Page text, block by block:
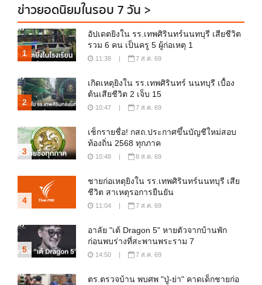
ข่าวยอดนิยมในรอบ 7 วัน >
1
อัปเดตยิงใน รร.เทพศิรินทร์นนทบุรี เสียชีวิต
รวม 6 คน เป็นครู 5 ผู้ก่อเหตุ 1
11:38 | 7 ส.ค. 69
2
เกิดเหตุยิงใน รร.เทพศิรินทร์ นนทบุรี เบื้อง
ต้นเสียชีวิต 2 เจ็บ 15
10:47 | 7 ส.ค. 69
3
เช็กรายชื่อ! กสถ.ประกาศขึ้นบัญชีใหม่สอบ
ท้องถิ่น 2568 ทุกภาค
10:48 | 8 ส.ค. 69
4
ชายก่อเหตุยิงใน รร.เทพศิรินทร์นนทบุรี เสีย
ชีวิต สาเหตุรอการยืนยัน
11:04 | 7 ส.ค. 69
5
อาลัย "เต้ Dragon 5" หายตัวจากบ้านพัก
ก่อนพบร่างที่สะพานพระราม 7
14:50 | 7 ส.ค. 69
ตร.ตรวจบ้าน พบศพ "ปู่-ย่า" คาดเด็กชายก่อ